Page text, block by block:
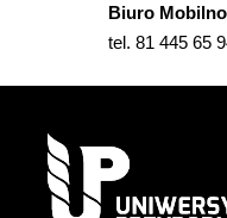
Biuro
tel. 81 445 65